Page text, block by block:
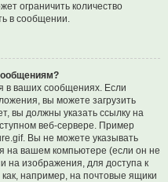
ограничить количество
в сообщении.
в ваших сообщениях. Если
вы можете загрузить
вы должны указать ссылку на
веб-сервере. Пример
Вы не можете указывать
на вашем компьютере (если он не
на изображения, для доступа к
например, на почтовые ящики